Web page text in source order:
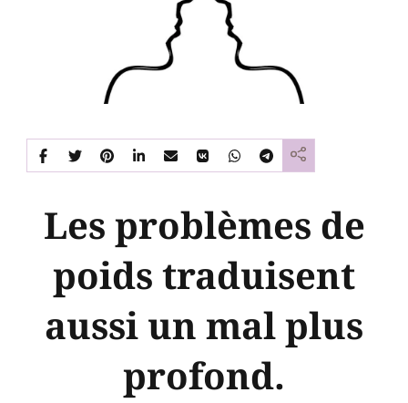
Les problèmes de
poids traduisent
aussi un mal plus
profond.